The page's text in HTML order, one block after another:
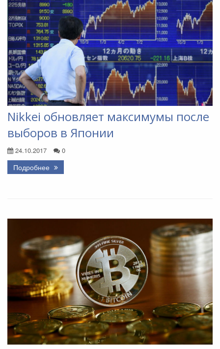
Nikkei обновляет максимумы после
выборов в Японии
24.10.2017 0
Подробнее